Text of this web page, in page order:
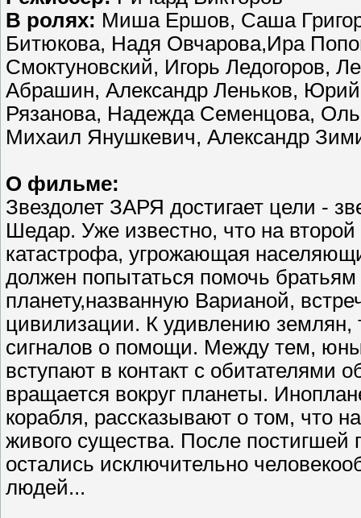
В ролях: Миша Ершов, Саша
Битюкова, Надя Овчарова,Ира
Смоктуновский, Игорь Ледогоров,
Абрашин, Александр Леньков,
Рязанова, Надежда Семенцова,
Михаил Янушкевич, Александр
О фильме:
Звездолет ЗАРЯ достигает цели -
Шедар. Уже известно, что на
катастрофа, угрожающая
должен попытаться помочь
планету,названную Варианой,
цивилизации. К удивлению землян,
сигналов о помощи. Между тем,
вступают в контакт с обитателями
вращается вокруг планеты.
корабля, рассказывают о том, что
живого существа. После постигшей
остались исключительно
людей...